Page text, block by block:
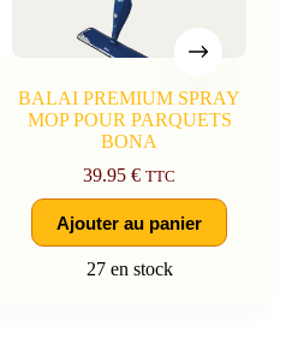
BALAI PREMIUM SPRAY
MOP POUR PARQUETS
BONA
39.95€ TTC
Ajouter au panier
27 en stock